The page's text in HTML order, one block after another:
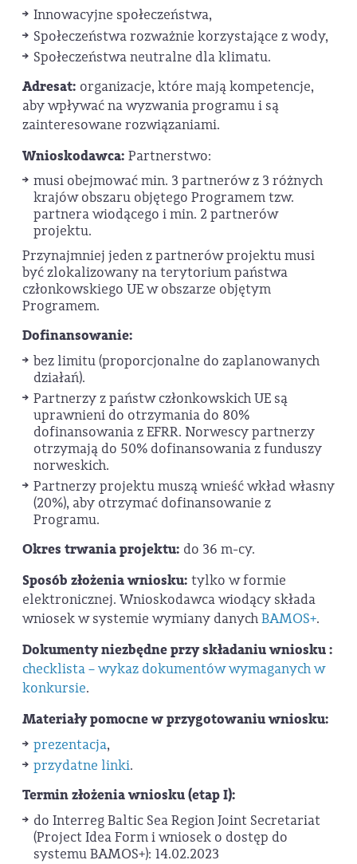
Innowacyjne społeczeństwa,
Społeczeństwa rozważnie korzystające z wody,
Społeczeństwa neutralne dla klimatu.
Adresat: organizacje, które mają kompetencje,
aby wpływać na wyzwania programu i są
zainteresowane rozwiązaniami.
Wnioskodawca: Partnerstwo:
musi obejmować min. 3 partnerów z 3 różnych
krajów obszaru objętego Programem tzw.
partnera wiodącego i min. 2 partnerów
projektu.
Przynajmniej jeden z partnerów projektu musi
być zlokalizowany na terytorium państwa
członkowskiego UE w obszarze objętym
Programem.
Dofinansowanie:
bez limitu (proporcjonalne do zaplanowanych
działań).
Partnerzy z państw członkowskich UE są
uprawnieni do otrzymania do 80%
dofinansowania z EFRR. Norwescy partnerzy
otrzymają do 50% dofinansowania z funduszy
norweskich.
Partnerzy projektu muszą wnieść wkład własny
(20%), aby otrzymać dofinansowanie z
Programu.
Okres trwania projektu: do 36 m-cy.
Sposób złożenia wniosku: tylko w formie
elektronicznej. Wnioskodawca wiodący składa
wniosek w systemie wymiany danychBAMOS+.
Dokumenty niezbędne przy składaniu wniosku :
checklista – wykaz dokumentów wymaganych w
konkursie.
Materiały pomocne w przygotowaniu wniosku:
prezentacja,
przydatne linki.
Termin złożenia wniosku (etap I):
do Interreg Baltic Sea Region Joint Secretariat
(Project Idea Form i wniosek o dostęp do
systemu BAMOS+): 14.02.2023